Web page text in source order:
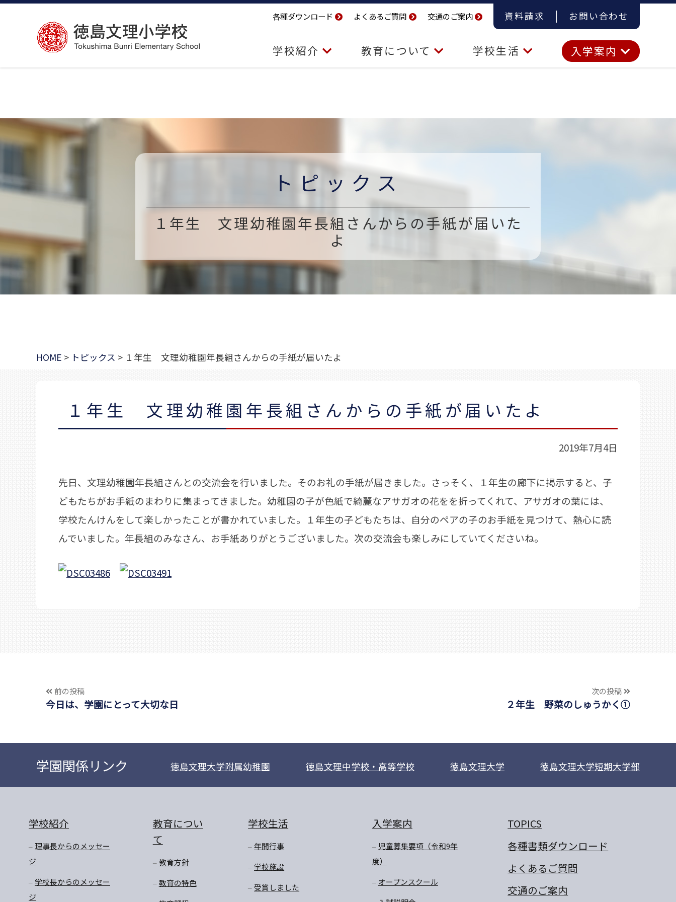
コ
ス
キ
プ
各種ダウンロード よくあるご質問 交通のご案内 資料請求 お問い合わせ
学校紹介 教育について 学校生活 入学案内
トピックス
１年生 文理幼稚園年長組さんからの手紙が届いた
よ
HOME > トピックス > １年生 文理幼稚園年長組さんからの手紙が届いたよ
１年生 文理幼稚園年長組さんからの手紙が届いたよ
2019年7月4日
先日、文理幼稚園年長組さんとの交流会を行いました。そのお礼の手紙が届きました。さっそく、１年生の廊下に掲示すると、子
どもたちがお手紙のまわりに集まってきました。幼稚園の子が色紙で綺麗なアサガオの花をを折ってくれて、アサガオの葉には、
学校たんけんをして楽しかったことが書かれていました。１年生の子どもたちは、自分のペアの子のお手紙を見つけて、熱心に読
んでいました。年長組のみなさん、お手紙ありがとうございました。次の交流会も楽しみにしていてくださいね。
次の投稿
２年生 野菜のしゅうかく①
前の投稿
今日は、学園にとって大切な日
学園関係リンク 徳島文理大学附属幼稚園 徳島文理中学校・高等学校 徳島文理大学 徳島文理大学短期大学部
学校紹介
理事長からのメッセー
ジ
学校長からのメッセー
ジ
教育につい
て
教育方針
教育の特色
学校生活
年間行事
学校施設
受賞しました
入学案内
児童募集要項（令和9年
度）
オープンスクール
TOPICS
各種書類ダウンロード
よくあるご質問
交通のご案内